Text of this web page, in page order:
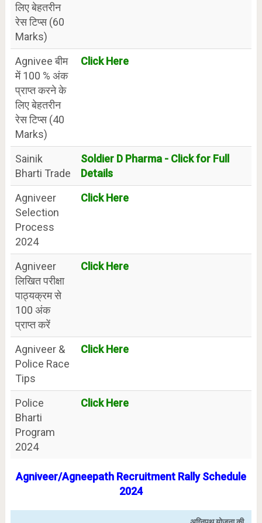
लिए बेहतरीन
रेस टिप्स (60
Marks)
Agnivee बीम
में 100 % अंक
प्राप्त करने के
लिए बेहतरीन
रेस टिप्स (40
Marks)
Click Here
Sainik
Bharti Trade
Soldier D Pharma - Click for Full
Details
Agniveer
Selection
Process
2024
Click Here
Agniveer
लिखित परीक्षा
पाठ्यक्रम से
100 अंक
प्राप्त करें
Click Here
Agniveer &
Police Race
Tips
Click Here
Police
Bharti
Program
2024
Click Here
Agniveer/Agneepath Recruitment Rally Schedule
2024